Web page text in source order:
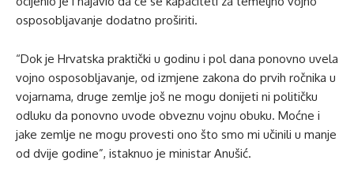
osposobljavanje dodatno proširiti.
“Dok je Hrvatska praktički u godinu i pol dana ponovno uvela
vojno osposobljavanje, od izmjene zakona do prvih ročnika u
vojarnama, druge zemlje još ne mogu donijeti ni političku
odluku da ponovno uvode obveznu vojnu obuku. Moćne i
jake zemlje ne mogu provesti ono što smo mi učinili u manje
od dvije godine”, istaknuo je ministar Anušić.